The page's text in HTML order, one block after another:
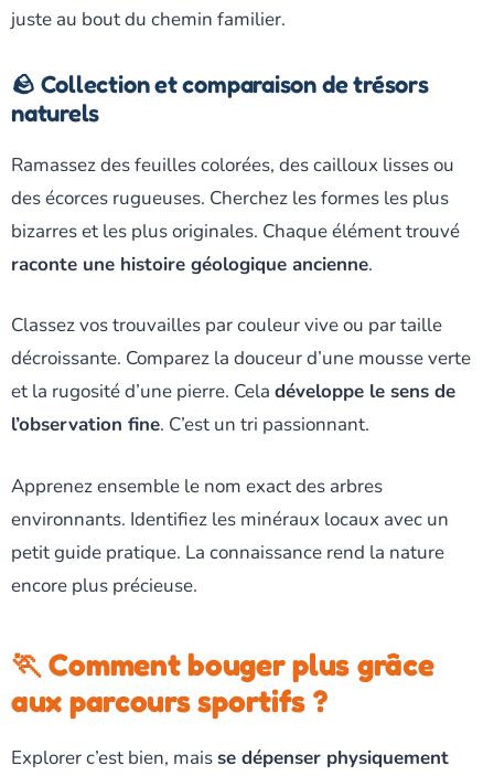
juste au bout du chemin familier.
🪨 Collection et comparaison de trésors
naturels
Ramassez des feuilles colorées, des cailloux lisses ou
des écorces rugueuses. Cherchez les formes les plus
bizarres et les plus originales. Chaque élément trouvé
raconte une histoire géologique ancienne.
Classez vos trouvailles par couleur vive ou par taille
décroissante. Comparez la douceur d’une mousse verte
et la rugosité d’une pierre. Cela développe le sens de
l’observation fine. C’est un tri passionnant.
Apprenez ensemble le nom exact des arbres
environnants. Identifiez les minéraux locaux avec un
petit guide pratique. La connaissance rend la nature
encore plus précieuse.
🏃 Comment bouger plus grâce
aux parcours sportifs ?
Explorer c’est bien, maisse dépenser physiquement